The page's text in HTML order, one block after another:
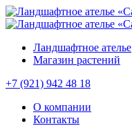
Ландшафтное ателье
Магазин растений
+7 (921) 942 48 18
О компании
Контакты